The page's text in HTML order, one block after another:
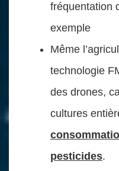
fréquentation
exemple
Même
technologie
des drones,
cultures
pesticides.